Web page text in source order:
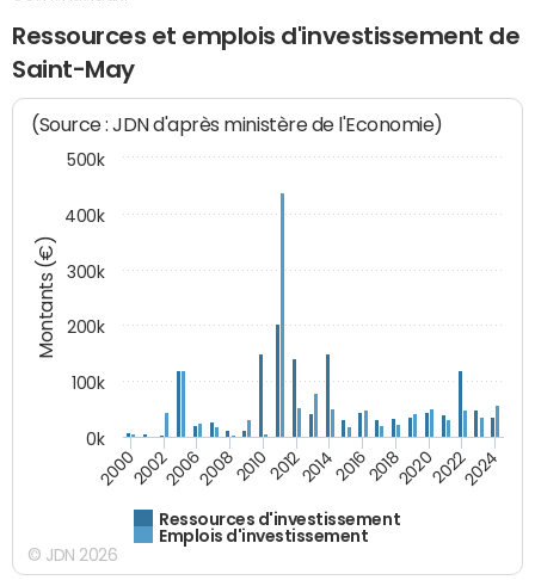
Ressources et emplois d'investissement de
Saint-May
Montants (€)
(Source : JDN d'après ministère de l'Economie)
Ressources d'investissement
Emplois d'investissement
200020022006200820102012201420162018202020222024
0k
100k
200k
300k
400k
500k
© JDN 2026